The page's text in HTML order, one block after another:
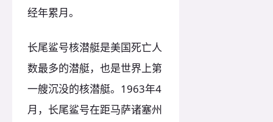
经年累月。
长尾鲨号核潜艇是美国死亡人
数最多的潜艇，也是世界上第
一艘沉没的核潜艇。1963年4
月，长尾鲨号在距马萨诸塞州